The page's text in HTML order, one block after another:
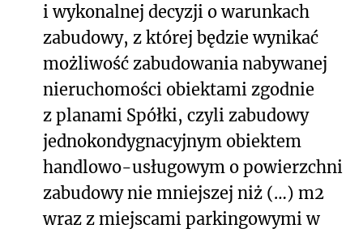
i wykonalnej decyzji o warunkach
zabudowy, z której będzie wynikać
możliwość zabudowania nabywanej
nieruchomości obiektami zgodnie
z planami Spółki, czyli zabudowy
jednokondygnacyjnym obiektem
handlowo-usługowym o powierzchni
zabudowy nie mniejszej niż (…) m2
wraz z miejscami parkingowymi w